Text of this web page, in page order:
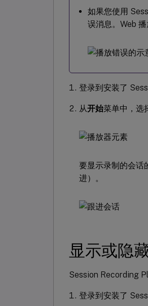
如果您使用
误消息。Web 播
登录到安装了
从开始菜单中，选
要显示录制的会话
进）。
显示或隐
Session Recording
登录到安装了